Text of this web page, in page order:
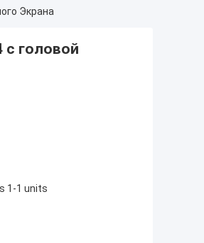
Экрана
с головой
1-1 units